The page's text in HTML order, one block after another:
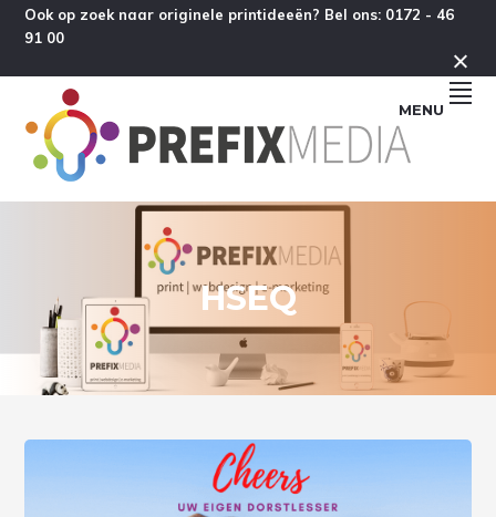
Spring
naar
hoofdnavigatie
Door
naar
inhoud
Spring
naar
voettekst
Ook op zoek naar originele printideeën? Bel ons: 0172 - 46
91 00
MENU
HSEQ